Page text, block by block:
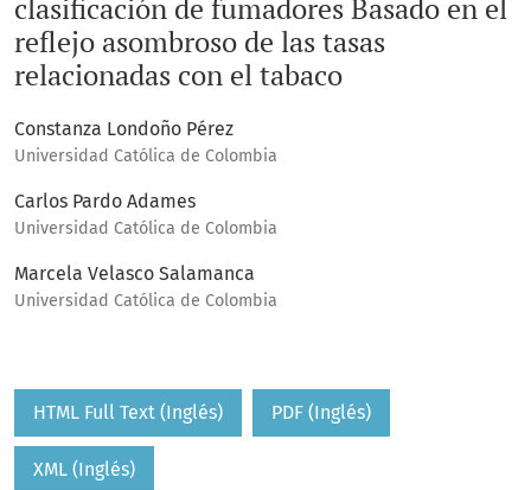
clasificación de fumadores Basado en el
reflejo asombroso de las tasas
relacionadas con el tabaco
Constanza Londoño Pérez
Universidad Católica de Colombia
Carlos Pardo Adames
Universidad Católica de Colombia
Marcela Velasco Salamanca
Universidad Católica de Colombia
HTML Full Text (Inglés) PDF (Inglés)
XML (Inglés)